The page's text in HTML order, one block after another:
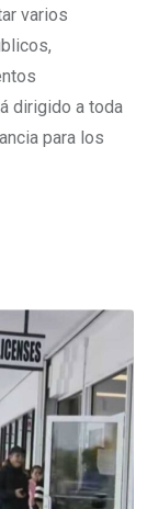
varios
dirigido a toda
para los